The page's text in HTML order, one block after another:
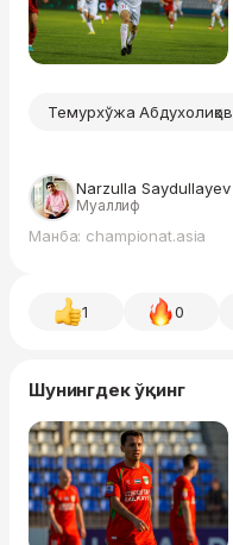
Темурхўжа Абдухолиқов
Narzulla Saydullayev
Муаллиф
Манба: championat.asia
1 0
Шунингдек ўқинг